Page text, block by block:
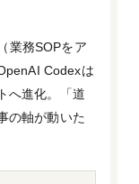
業務SOPをア
Codexは
へ進化。「道
の軸が動いた